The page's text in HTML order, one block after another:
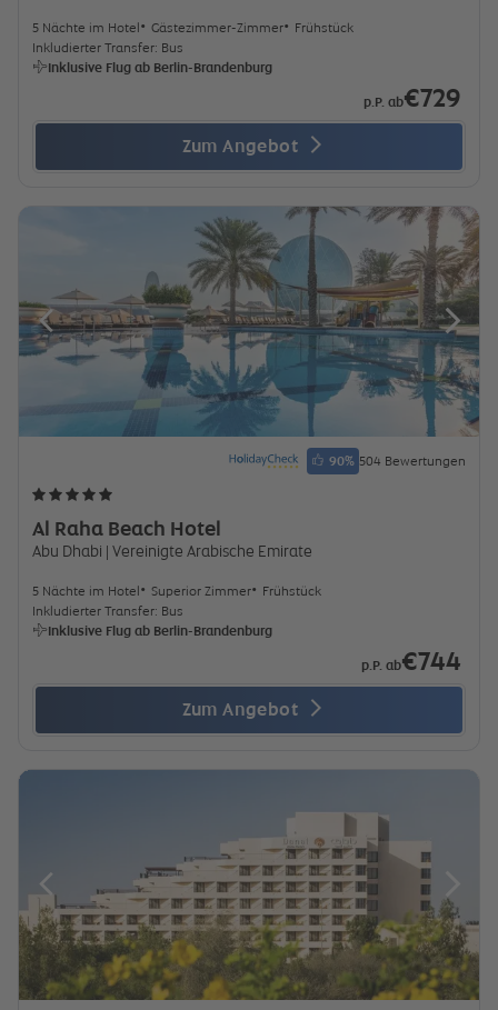
5 Nächte im Hotel Gästezimmer-Zimmer
Frühstück
Inkludierter Transfer: Bus
Inklusive Flug ab Berlin-Brandenburg
p.P. ab€729
Zum Angebot
Al Raha Beach Hotel
Abu Dhabi | Vereinigte Arabische Emirate
90% 504 Bewertungen
5 Nächte im Hotel Superior Zimmer
Frühstück
Inkludierter Transfer: Bus
Inklusive Flug ab Berlin-Brandenburg
p.P. ab€744
Zum Angebot